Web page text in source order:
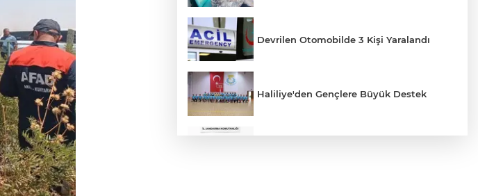
Devrilen Otomobilde 3 Kişi Yaralandı
Haliliye'den Gençlere Büyük Destek